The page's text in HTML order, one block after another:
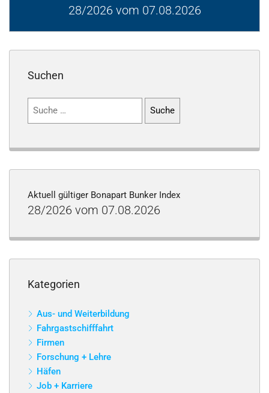
28/2026 vom 07.08.2026
Suchen
Suchen
Aktuell gültiger Bonapart Bunker Index
28/2026 vom 07.08.2026
Kategorien
Aus- und Weiterbildung
Fahrgastschifffahrt
Firmen
Forschung + Lehre
Häfen
Job + Karriere